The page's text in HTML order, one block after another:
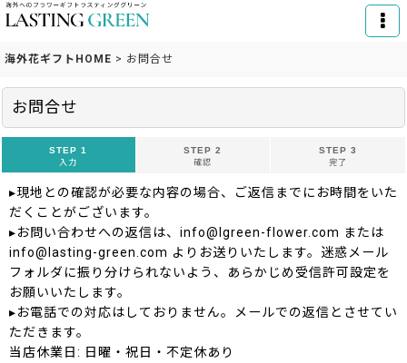
海外花ギフトHOME > お問合せ
お問合せ
STEP 1
入力
STEP 2
確認
STEP 3
完了
▸現地との確認が必要な内容の場合、ご返信までにお時間をいた
だくことがございます。
▸お問い合わせへの返信は、info@lgreen-flower.com または
info@lasting-green.com よりお送りいたします。迷惑メール
フォルダに振り分けられないよう、あらかじめ受信許可設定を
お願いいたします。
▸お電話での対応はしておりません。メールでの返信とさせてい
ただきます。
当店休業日: 日曜・祝日・不定休あり